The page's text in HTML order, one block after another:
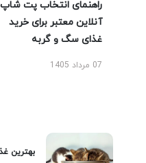
راهنمای انتخاب پت شاپ
آنلاین معتبر برای خرید
غذای سگ و گربه
07 مرداد 1405
بهترین